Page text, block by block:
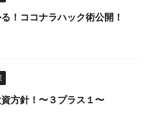
！ココナラハック術公開！
方針！〜３プラス１〜